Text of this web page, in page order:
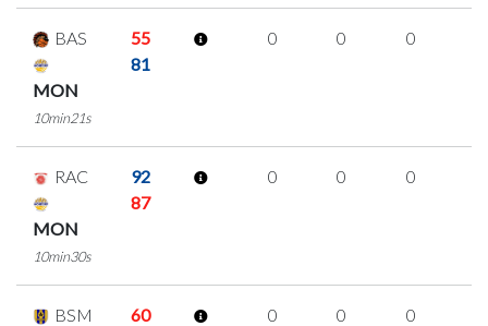
BAS 55
MON
81
10min21s
0 0 0
RAC 92
MON
87
10min30s
0 0 0
BSM 60 0 0 0